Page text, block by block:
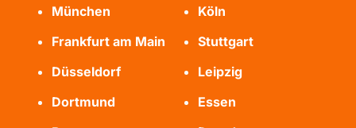
München
Köln
Frankfurt am Main
Stuttgart
Düsseldorf
Leipzig
Dortmund
Essen